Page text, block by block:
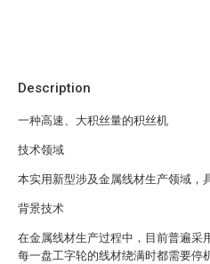
Description
一种高速、大积丝量的积丝机
技术领域
本实用新型涉及金属线材生产领域，
背景技术
在金属线材生产过程中，目前普遍采
每一盘工字轮的线材绕满时都需要停